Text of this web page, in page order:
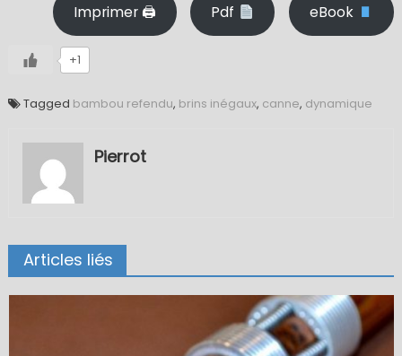
Imprimer 🖨 Pdf eBook
+1
Tagged bambou refendu, brins inégaux, canne, dynamique
Pierrot
Articles liés